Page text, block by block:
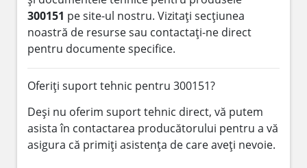
300151 pe site-ul nostru. Vizitați secțiunea
noastră de resurse sau contactați-ne direct
pentru documente specifice.
Oferiți suport tehnic pentru 300151?
Deși nu oferim suport tehnic direct, vă putem
asista în contactarea producătorului pentru a vă
asigura că primiți asistența de care aveți nevoie.